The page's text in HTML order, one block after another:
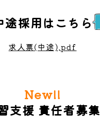
途採用はこちら
求人票(中途).pdf
支援 責任者募集